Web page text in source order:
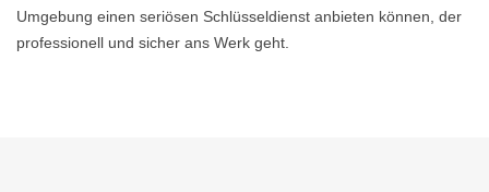
Umgebung einen seriösen Schlüsseldienst anbieten können, der
professionell und sicher ans Werk geht.